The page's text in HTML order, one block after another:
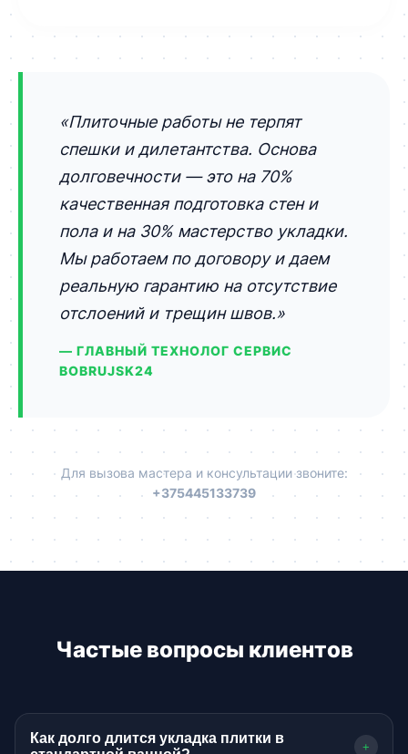
«Плиточные работы не терпят
спешки и дилетантства. Основа
долговечности — это на 70%
качественная подготовка стен и
пола и на 30% мастерство укладки.
Мы работаем по договору и даем
реальную гарантию на отсутствие
отслоений и трещин швов.»
— ГЛАВНЫЙ ТЕХНОЛОГ СЕРВИС
BOBRUJSK24
Для вызова мастера и консультации звоните:
+375445133739
Частые вопросы клиентов
Как долго длится укладка плитки в
+